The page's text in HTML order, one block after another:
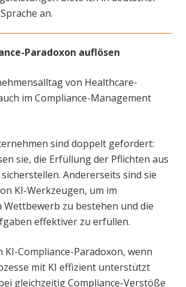
an.
Paradoxon auflösen
von Healthcare-
im Compliance-Management
sind doppelt gefordert:
sie, die Erfüllung der Pflichten aus
sicherstellen. Andererseits sind sie
KI-Werkzeugen, um im
zu bestehen und die
effektiver zu erfüllen.
Compliance-Paradoxon, wenn
mit KI effizient unterstützt
gleichzeitig Compliance-Verstöße